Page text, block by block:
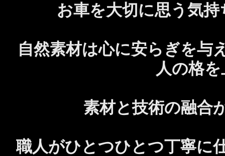
お車を大切に思う気
自然素材は心に安らぎを与
人の格
素材と技術の融合
職人がひとつひとつ丁寧に